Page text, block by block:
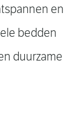
en
bedden
duurzame